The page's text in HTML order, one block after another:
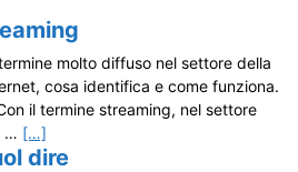
molto diffuso nel settore della
cosa identifica e come funziona.
il termine streaming, nel settore
… […]
dire